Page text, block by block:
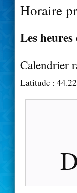
Horaire
Les
Calendrier
Latitude :